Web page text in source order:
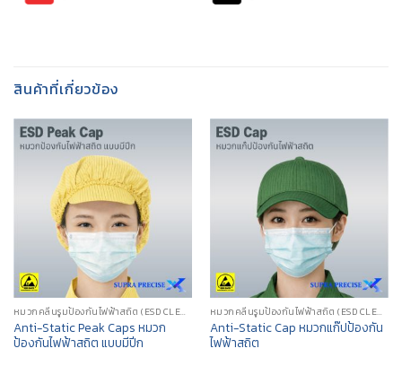
สินค้าที่เกี่ยวข้อง
หมวกคลีนรูมป้องกันไฟฟ้าสถิต (ESD CLEANROOM CAP/HOOD)
Anti-Static Peak Caps หมวก
ป้องกันไฟฟ้าสถิต แบบมีปีก
หมวกคลีนรูมป้องกันไฟฟ้าสถิต (ESD CLEANROOM CAP/HOOD)
Anti-Static Cap หมวกแก๊ปป้องกัน
ไฟฟ้าสถิต